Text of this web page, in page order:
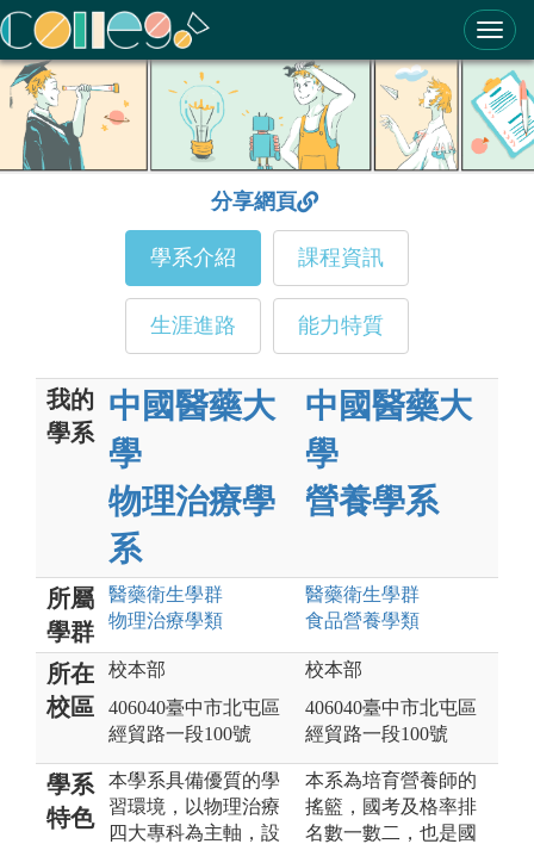
ColleGo! 大學選才與高中育才輔助系統
分享網頁
學系介紹 課程資訊
生涯進路 能力特質
我的
學系
中國醫藥大
學
物理治療學
系
中國醫藥大
學
營養學系
所屬
學群
醫藥衛生學群
物理治療學類
醫藥衛生學群
食品營養學類
所在
校區
校本部
406040臺中市北屯區
經貿路一段100號
校本部
406040臺中市北屯區
經貿路一段100號
學系
特色
本學系具備優質的學
習環境，以物理治療
四大專科為主軸，設
本系為培育營養師的
搖籃，國考及格率排
名數一數二，也是國